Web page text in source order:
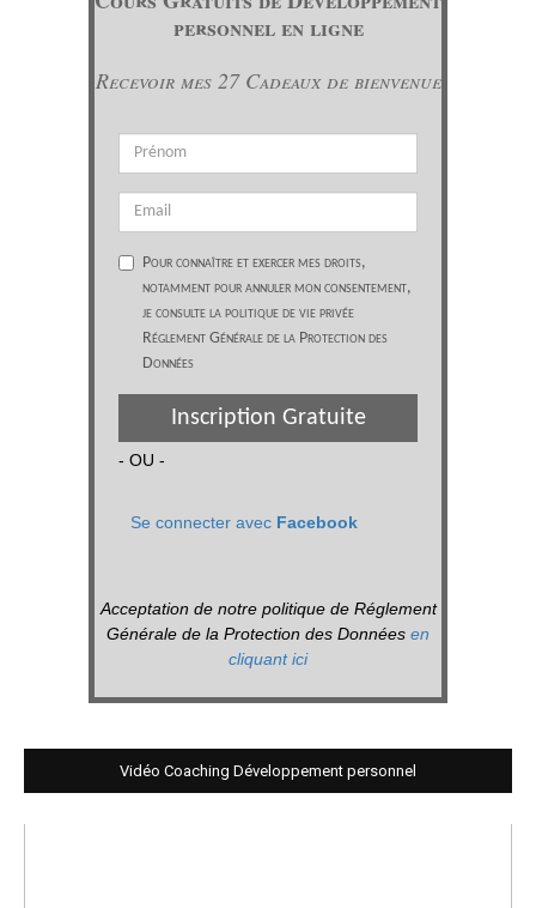
personnel en ligne
Recevoir mes 27 Cadeaux de bienvenue
Pour connaître et exercer mes droits,
notamment pour annuler mon consentement,
je consulte la politique de vie privée
Réglement Générale de la Protection des
Données
Inscription Gratuite
- OU -
Se connecter avec Facebook
Acceptation de notre politique de Réglement
Générale de la Protection des Données en
cliquant ici
Vidéo Coaching Développement personnel